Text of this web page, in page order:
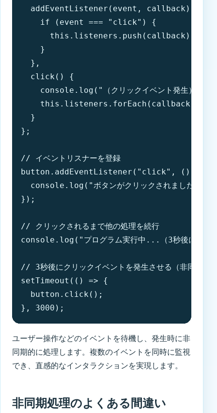
  addEventListener(event, callback) {
    if (event === "click") {
      this.listeners.push(callback);
    }
  },
  click() {
    console.log("（クリックイベント発生）");
this.listeners.forEach(callback =>
  }
};
// イベントリスナーを登録
button.addEventListener("click", () => {
  console.log("ボタンがクリックされました");
});
// クリックされるまで他の処理を続行
console.log("プログラム実行中...（3秒後にクリ
// 3秒後にクリックイベントを発生させる（非同期処
setTimeout(() => {
  button.click();
}, 3000);
ユーザー操作などのイベントを待機し、発生時に非
同期的に処理します。複数のイベントを同時に監視
でき、直感的なインタラクションを実現します。
非同期処理のよくある間違い